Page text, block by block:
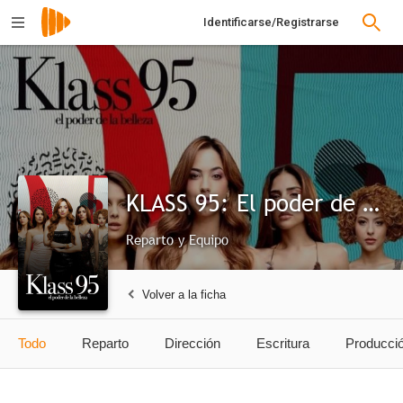
Identificarse/Registrarse
KLASS 95: El poder de la belleza
Reparto y Equipo
Volver a la ficha
Todo Reparto Dirección Escritura